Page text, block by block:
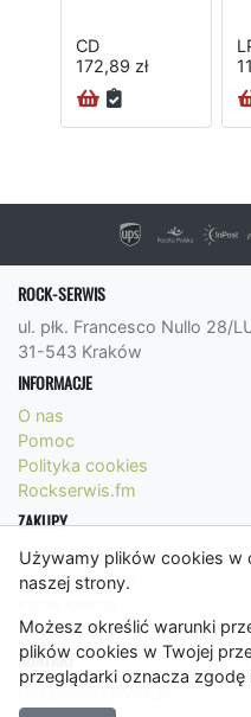
Używamy plików cookies w
naszej strony.
Możesz określić warunki
plików cookies w Twojej
przeglądarki oznacza
CD
172,89 zł
ROCK-SERWIS
ul. płk. Francesco Nullo 28/
31-543 Kraków
INFORMACJE
O nas
Pomoc
Polityka cookies
Rockserwis.fm
ZAKUPY
Formy płatności
Koszty wysyłki
Regulamin
KONTAKT
bok@rockserwis.pl